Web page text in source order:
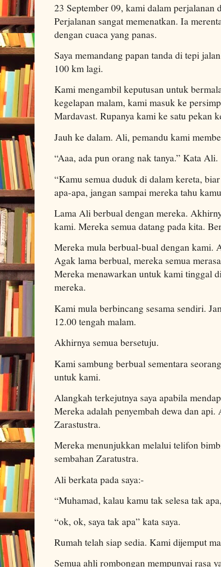
23 September 09, kami dalam perjalanan
Perjalanan sangat memenatkan. Ia
dengan cuaca yang panas.
Saya memandang papan tanda di tepi
100 km lagi.
Kami mengambil keputusan untuk
kegelapan malam, kami masuk ke
Mardavast. Rupanya kami ke satu pekan
Jauh ke dalam. Ali, pemandu kami
“Aaa, ada pun orang nak tanya.” Kata Ali.
“Kamu semua duduk di dalam kereta,
apa-apa, jangan sampai mereka tahu
Lama Ali berbual dengan mereka.
kami. Mereka semua datang pada kita.
Mereka mula berbual-bual dengan kami.
Agak lama berbual, mereka semua
Mereka menawarkan untuk kami tinggal
mereka.
Kami mula berbincang sesama sendiri.
12.00 tengah malam.
Akhirnya semua bersetuju.
Kami sambung berbual sementara
untuk kami.
Alangkah terkejutnya saya apabila
Mereka adalah penyembah dewa dan
Zarastustra.
Mereka menunjukkan melalui telifon
sembahan Zaratustra.
Ali berkata pada saya:-
“Muhamad, kalau kamu tak selesa tak
“ok, ok, saya tak apa” kata saya.
Rumah telah siap sedia. Kami dijemput
Semua ahli rombongan mempunyai rasa